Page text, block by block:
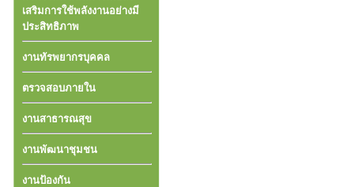
เสริมการใช้พลังงานอย่างมี
ประสิทธิภาพ
งานทัรพยากรบุคคล
ตรวจสอบภายใน
งานสาธารณสุข
งานพัฒนาชุมชน
งานป้องกัน